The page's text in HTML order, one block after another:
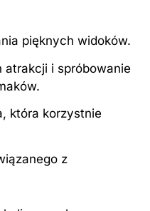
pięknych widoków.
atrakcji i spróbowanie
która korzystnie
z